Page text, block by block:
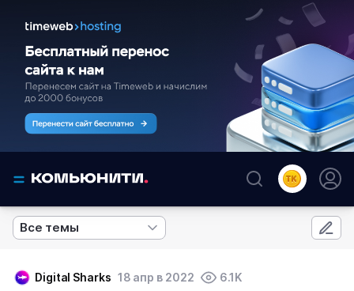
Все темы
Digital Sharks 18 апр в 2022 6.1K